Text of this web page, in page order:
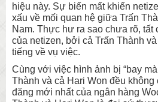
hiệu này. Sự biến mất khiến
xấu về mối quan hệ giữa Trấn
Nam. Thực hư ra sao chưa rõ, tất
của netizen, bởi cả Trấn Thành
tiếng về vụ việc.
Cùng với việc hình ảnh bị “bay
Thành và cả Hari Won đều không
đăng mới nhất của ngân hàng